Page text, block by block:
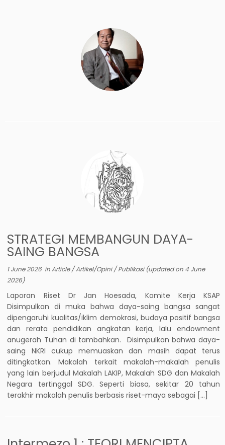
STRATEGI MEMBANGUN DAYA-
SAING BANGSA
1 June 2026inArticle/Artikel/Opini/Publikasi(updated on 4 June
2026)
Laporan Riset Dr Jan Hoesada, Komite Kerja KSAP
Disimpulkan di muka bahwa daya-saing bangsa sangat
dipengaruhi kualitas/iklim demokrasi, budaya positif bangsa
dan rerata pendidikan angkatan kerja, lalu endowment
anugerah Tuhan di tambahkan. Disimpulkan bahwa daya-
saing NKRI cukup memuaskan dan masih dapat terus
ditingkatkan. Makalah terkait makalah-makalah penulis
yang lain berjudul Makalah LAKIP, Makalah SDG dan Makalah
Negara tertinggal SDG. Seperti biasa, sekitar 20 tahun
terakhir makalah penulis berbasis riset-maya sebagai […]